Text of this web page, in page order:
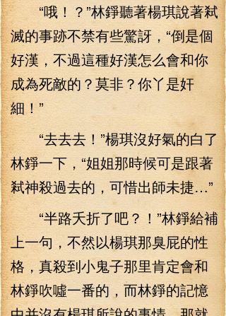
“哦！？”林錚聽著楊琪說著弒
滅的事跡不禁有些驚訝，“倒是個
好漢，不過這種好漢怎么會和你
成為死敵的？莫非？你丫是奸
細！”
“去去去！”楊琪沒好氣的白了
林錚一下，“姐姐那時候可是跟著
弒神殺過去的，可惜出師未捷…”
“半路夭折了吧？！”林錚給補
上一句，不然以楊琪那臭屁的性
格，真殺到小鬼子那里肯定會和
林錚吹噓一番的，而林錚的記憶